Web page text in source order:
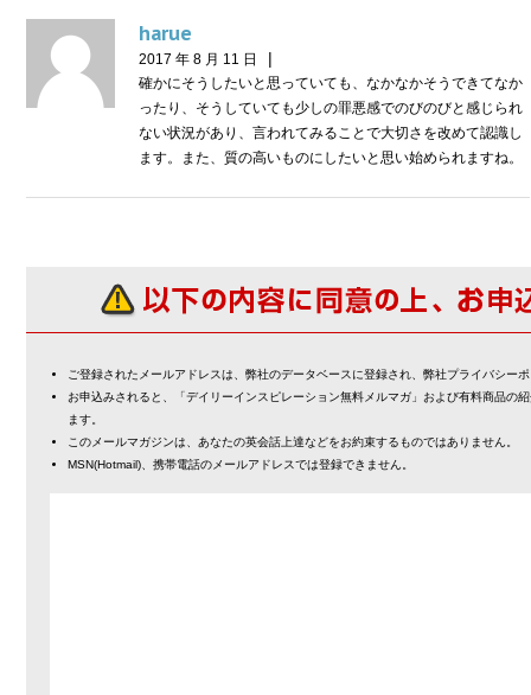
harue
2017 年 8 月 11 日 |
確かにそうしたいと思っていても、なかなかそうできてなか
ったり、そうしていても少しの罪悪感でのびのびと感じられ
ない状況があり、言われてみることで大切さを改めて認識し
ます。また、質の高いものにしたいと思い始められますね。
ご登録されたメールアドレスは、弊社のデータベースに登録され、弊社プライバシー
お申込みされると、「デイリーインスピレーション無料メルマガ」および有料商品の
ます。
このメールマガジンは、あなたの英会話上達などをお約束するものではありません。
MSN(Hotmail)、携帯電話のメールアドレスでは登録できません。